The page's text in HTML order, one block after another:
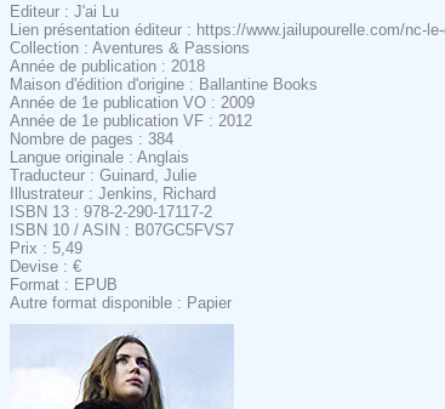
Editeur : J'ai Lu
Lien présentation éditeur : https://www.jailupourelle.com/nc-
Collection : Aventures & Passions
Année de publication : 2018
Maison d'édition d'origine : Ballantine Books
Année de 1e publication VO : 2009
Année de 1e publication VF : 2012
Nombre de pages : 384
Langue originale : Anglais
Traducteur : Guinard, Julie
Illustrateur : Jenkins, Richard
ISBN 13 : 978-2-290-17117-2
ISBN 10 / ASIN : B07GC5FVS7
Prix : 5,49
Devise : €
Format : EPUB
Autre format disponible : Papier